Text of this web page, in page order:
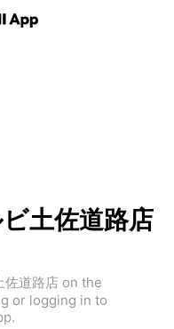
土佐道路店
佐道路店 on the
or logging in to